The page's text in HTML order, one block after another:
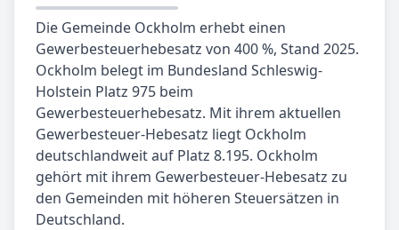
Die Gemeinde Ockholm erhebt einen
Gewerbesteuerhebesatz von 400 %, Stand 2025.
Ockholm belegt im Bundesland Schleswig-
Holstein Platz 975 beim
Gewerbesteuerhebesatz. Mit ihrem aktuellen
Gewerbesteuer-Hebesatz liegt Ockholm
deutschlandweit auf Platz 8.195. Ockholm
gehört mit ihrem Gewerbesteuer-Hebesatz zu
den Gemeinden mit höheren Steuersätzen in
Deutschland.